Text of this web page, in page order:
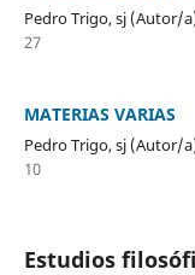
Pedro Trigo, sj (Autor/
27
MATERIAS VARIAS
Pedro Trigo, sj (Autor/
10
Estudios